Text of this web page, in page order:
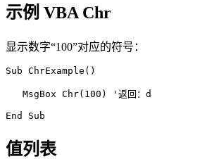
示例 VBA Chr
显示数字“100”对应的符号：
Sub ChrExample()
   MsgBox Chr(100) '返回：d
值列表